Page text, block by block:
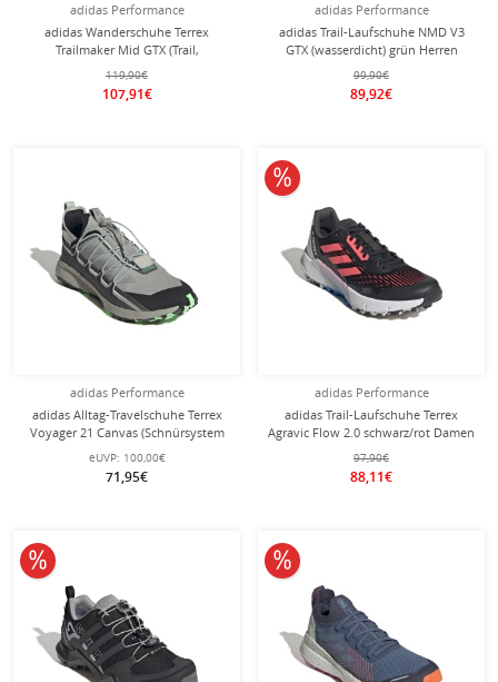
adidas Performance
adidas Wanderschuhe Terrex
Trailmaker Mid GTX (Trail,
wasserdicht) schwarz Herren
119,90€
107,91€
adidas Performance
adidas Trail-Laufschuhe NMD V3
GTX (wasserdicht) grün Herren
99,90€
89,92€
adidas Performance
adidas Alltag-Travelschuhe Terrex
Voyager 21 Canvas (Schnürsystem
mit Gummizug) grau Herren
eUVP: 100,00€
71,95€
adidas Performance
adidas Trail-Laufschuhe Terrex
Agravic Flow 2.0 schwarz/rot Damen
97,90€
88,11€
10% reduziert
10% reduziert 10% reduziert